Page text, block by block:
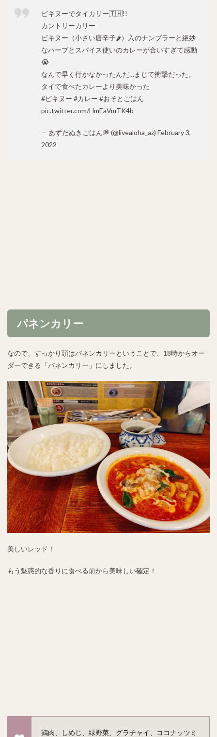
ピキヌーでタイカリー🇹🇭!!
カントリーカリー
ピキヌー（小さい唐辛子🌶）入のナンプラーと絶妙
なハーブとスパイス使いのカレーが合いすぎて感動
😭
なんで早く行かなかったんだ…まじで衝撃だった。
タイで食べたカレーより美味かった
#ピキヌー #カレー #おそとごはん
pic.twitter.com/HmEaVmTK4b
— あずだぬきごはん💭 (@livealoha_az) February 3,
2022
パネンカリー
なので、すっかり頭はパネンカリーということで、18時からオー
ダーできる「パネンカリー」にしました。
美しいレッド！
もう魅惑的な香りに食べる前から美味しい確定！
鶏肉、しめじ、緑野菜、グラチャイ、ココナッツミ